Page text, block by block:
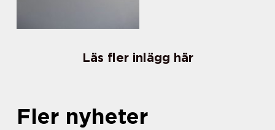
Läs fler inlägg här
Fler nyheter